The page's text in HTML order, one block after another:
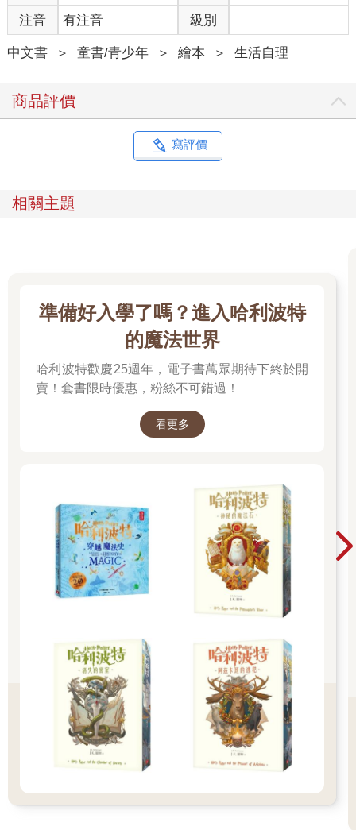
注音 有注音 級別
中文書 ＞ 童書/青少年 ＞ 繪本 ＞ 生活自理
商品評價
寫評價
相關主題
準備好入學了嗎？進入哈利波特
的魔法世界
哈利波特歡慶25週年，電子書萬眾期待下終於開
賣！套書限時優惠，粉絲不可錯過！
看更多